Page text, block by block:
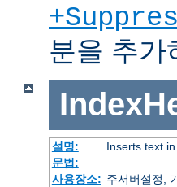
분을 추가
설명:
Inserts text
문법:
사용장소: 주서버설정,